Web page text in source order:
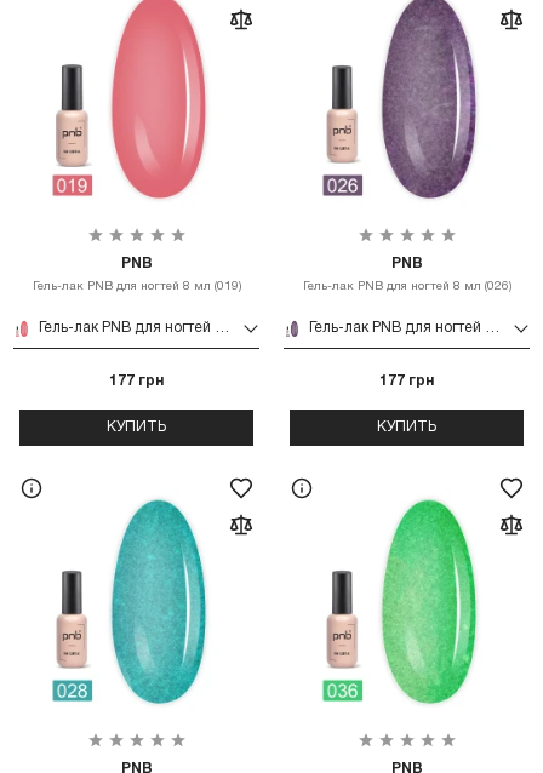
PNB
Гель-лак PNB для ногтей 8 мл (019)
Гель-лак PNB для ногтей 8 мл (019)
177 грн
КУПИТЬ
PNB
Гель-лак PNB для ногтей 8 мл (026)
Гель-лак PNB для ногтей 8 мл (026)
177 грн
КУПИТЬ
PNB PNB